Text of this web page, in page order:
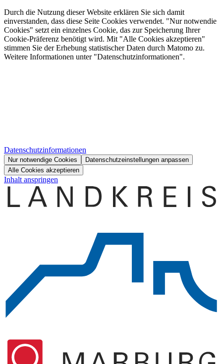
Durch die Nutzung dieser Website erklären Sie sich damit
einverstanden, dass diese Seite Cookies verwendet. "Nur notwendie
Cookies" setzt ein einzelnes Cookie, das zur Speicherung Ihrer
Cookie-Präferenz benötigt wird. Mit "Alle Cookies akzeptieren"
stimmen Sie der Erhebung statistischer Daten durch Matomo zu.
Weitere Informationen unter "Datenschutzinformationen".
Datenschutzinformationen
Nur notwendige Cookies
Datenschutzeinstellungen anpassen
Alle Cookies akzeptieren
Inhalt anspringen